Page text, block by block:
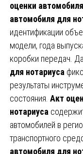
оценки
автомобиля для
идентификации
модели, года
коробки передач.
для нотариуса
результаты
состояния. Акт
нотариуса
автомобилей в
транспортного
автомобиля для